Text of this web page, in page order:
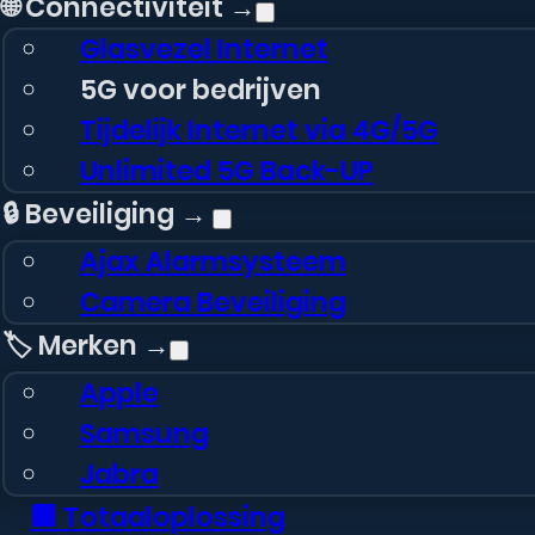
Glasvezel Internet
5G voor bedrijven
Tijdelijk Internet via 4G/5G
Unlimited 5G Back-UP
🔒 Beveiliging →
Ajax Alarmsysteem
Camera Beveiliging
🏷️ Merken →
Apple
Samsung
Jabra
🏢 Totaaloplossing